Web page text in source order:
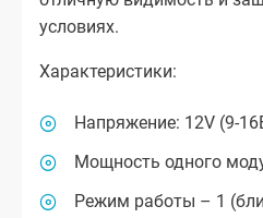
условиях.
Характеристики:
Напряжение: 12V (9-
Мощность одного
Режим работы – 1